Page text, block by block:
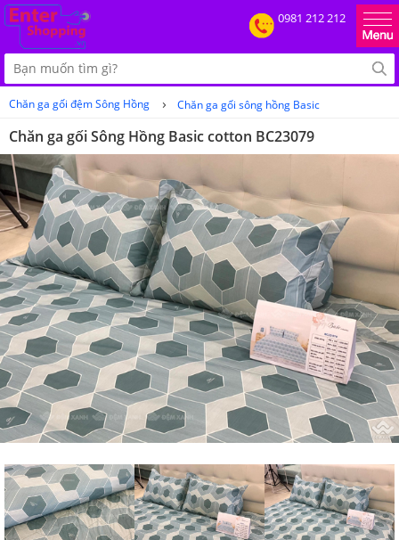
0981 212 212
Chăn ga gối đệm Sông Hồng › Chăn ga gối sông hồng Basic
Chăn ga gối Sông Hồng Basic cotton BC23079